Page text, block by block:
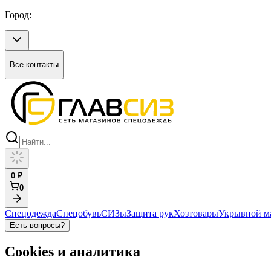
Город:
Все контакты
0 ₽
0
СпецодеждаСпецобувьСИЗыЗащита рукХозтоварыУкрывной
Есть вопросы?
Cookies и аналитика